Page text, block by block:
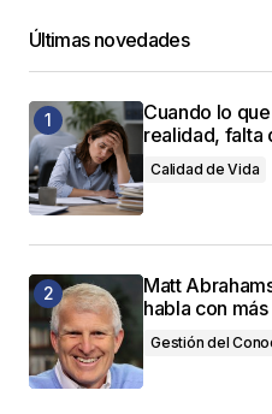
Últimas novedades
Cuando lo
realidad, falta
Calidad de Vida
Matt
habla con
Gestión del